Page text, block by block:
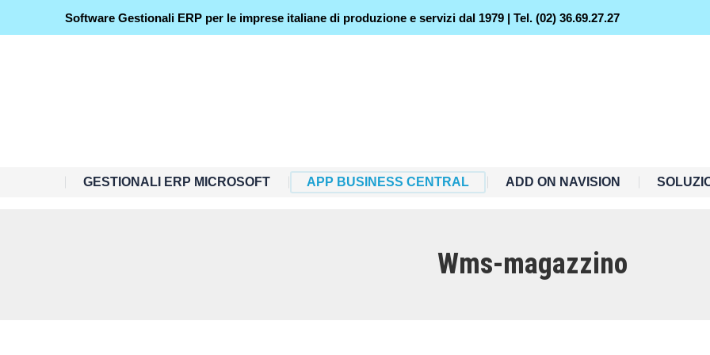
Software Gestionali ERP per le imprese italiane di produzione e servizi dal 1979 | Tel. (02) 36.69.27.27
GESTIONALI ERP MICROSOFT APP BUSINESS CENTRAL ADD ON NAVISION
Wms-magazzino